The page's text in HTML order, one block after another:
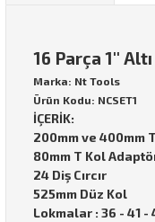
16 Parça 1''
Marka: Nt Tools
Ürün Kodu: NCSET1
İÇERİK:
200mm ve 400mm
80mm T Kol
24 Diş Cırcır
525mm Düz Kol
Lokmalar : 36 - 41 -